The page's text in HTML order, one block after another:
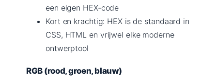
een eigen HEX-code
Kort en krachtig: HEX is de standaard in
CSS, HTML en vrijwel elke moderne
ontwerptool
RGB (rood, groen, blauw)